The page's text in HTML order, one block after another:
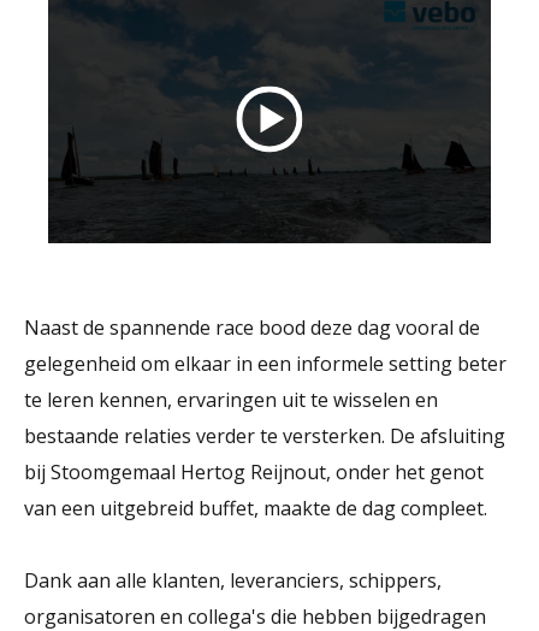
Trappen & bordessen
Vorstranden
Naast de spannende race bood deze dag vooral de
gelegenheid om elkaar in een informele setting beter
te leren kennen, ervaringen uit te wisselen en
bestaande relaties verder te versterken. De afsluiting
bij Stoomgemaal Hertog Reijnout, onder het genot
van een uitgebreid buffet, maakte de dag compleet.
Dank aan alle klanten, leveranciers, schippers,
organisatoren en collega's die hebben bijgedragen